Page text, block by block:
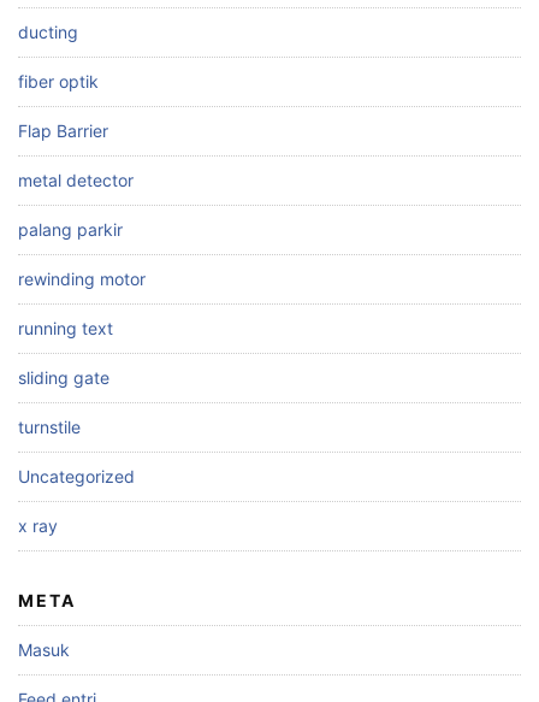
ducting
fiber optik
Flap Barrier
metal detector
palang parkir
rewinding motor
running text
sliding gate
turnstile
Uncategorized
x ray
META
Masuk